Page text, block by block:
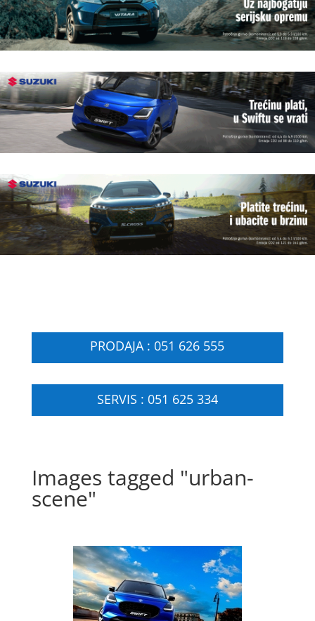
PRODAJA : 051 626 555
SERVIS : 051 625 334
Images tagged "urban-
scene"